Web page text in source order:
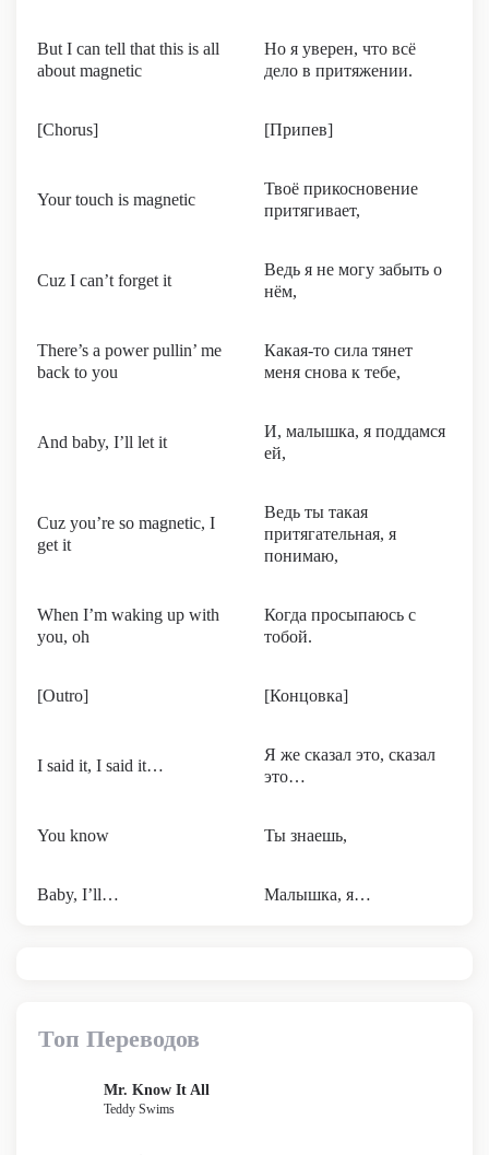
But I can tell that this is all
about magnetic
Но я уверен, что всё
дело в притяжении.
[Chorus] [Припев]
Your touch is magnetic
Твоё прикосновение
притягивает,
Cuz I can’t forget it
Ведь я не могу забыть о
нём,
There’s a power pullin’ me
back to you
Какая-то сила тянет
меня снова к тебе,
And baby, I’ll let it
И, малышка, я поддамся
ей,
Cuz you’re so magnetic, I
get it
Ведь ты такая
притягательная, я
понимаю,
When I’m waking up with
you, oh
Когда просыпаюсь с
тобой.
[Outro] [Концовка]
I said it, I said it…
Я же сказал это, сказал
это…
You know Ты знаешь,
Baby, I’ll… Малышка, я…
Топ Переводов
Mr. Know It All
Teddy Swims